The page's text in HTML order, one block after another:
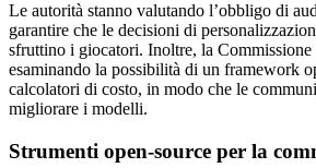
Le autorità stanno valutando l’obbligo di
garantire che le decisioni di
sfruttino i giocatori. Inoltre, la Commissione
esaminando la possibilità di un framework
calcolatori di costo, in modo che le
migliorare i modelli.
Strumenti open‑source per la